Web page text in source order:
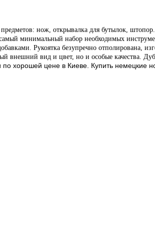
нож, открывалка для бутылок,
самый минимальный набор необходимых
Рукоятка безупречно отполирована,
внешний вид и цвет, но и особые качества.
хорошей цене в Киеве. Купить немецкие